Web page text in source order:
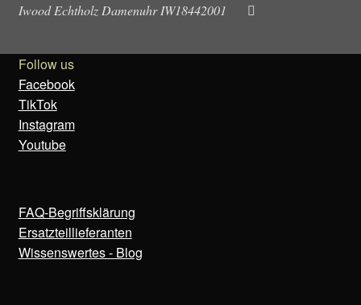
Iwood Echtholz Damenuhr IW18442001
Follow us
Facebook
TikTok
Instagram
Youtube
FAQ-Begriffsklärung
Ersatzteillieferanten
Wissenswertes - Blog